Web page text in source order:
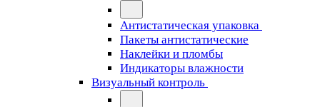
Антистатическая упаковка
Пакеты антистатические
Наклейки и пломбы
Индикаторы влажности
Визуальный контроль